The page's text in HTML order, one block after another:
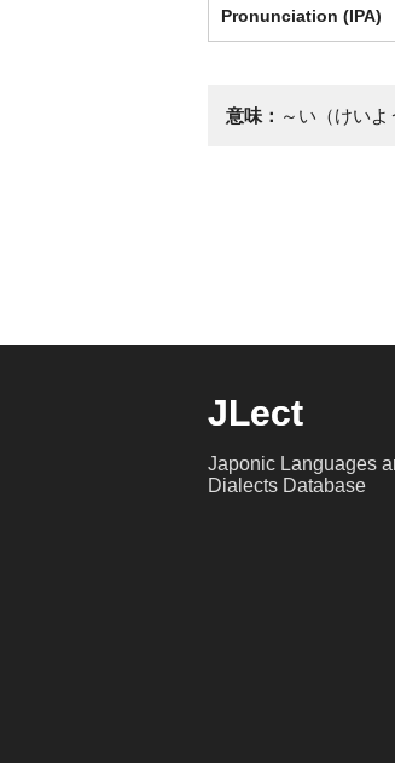
Pronunciation (IPA)
意味： ～い（けいよ
JLect
Japonic Languages
Dialects Database